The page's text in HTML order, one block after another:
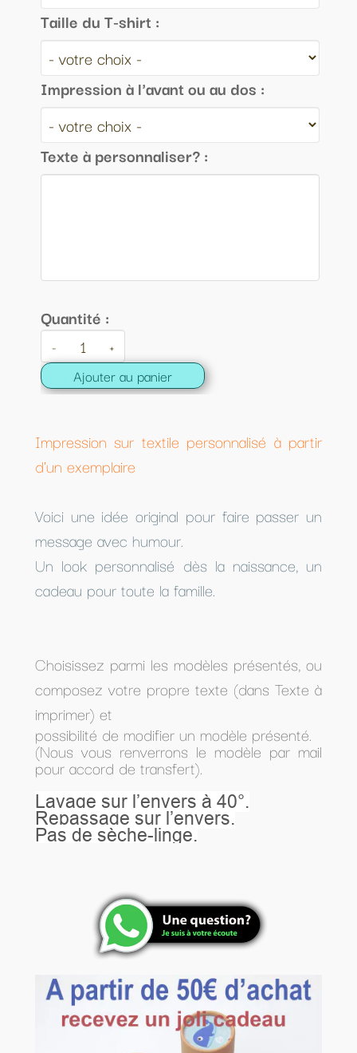
Taille du T-shirt :
Impression à l'avant ou au dos :
Texte à personnaliser? :
Quantité :
- +
Ajouter au panier
Impression sur textile personnalisé à partir
d'un exemplaire
Voici une idée original pour faire passer un
message avec humour.
Un look personnalisé dès la naissance, un
cadeau pour toute la famille.
Choisissez parmi les modèles présentés, ou
composez votre propre texte (dans Texte à
imprimer) et
possibilité de modifier un modèle présenté.
(Nous vous renverrons le modèle par mail
pour accord de transfert).
Lavage sur l’envers à 40°.
Repassage sur l’envers.
Pas de sèche-linge.